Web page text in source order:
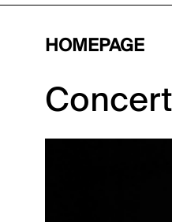
HOMEPAGE